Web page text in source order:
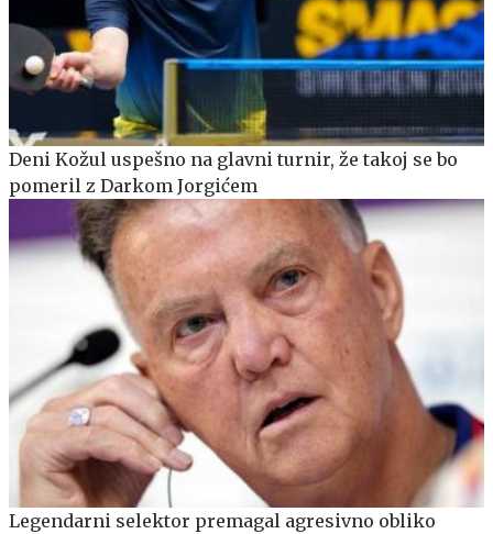
Deni Kožul uspešno na glavni turnir, že takoj se bo
pomeril z Darkom Jorgićem
Legendarni selektor premagal agresivno obliko